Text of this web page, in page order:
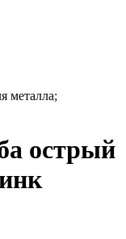
металла;
острый